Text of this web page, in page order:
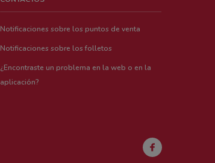
Notificaciones sobre los puntos de venta
Notificaciones sobre los folletos
¿Encontraste un problema en la web o en la
aplicación?